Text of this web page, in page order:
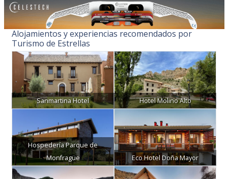
Alojamientos y experiencias recomendados por
Turismo de Estrellas
Sanmartina Hotel Hotel Molino Alto
Hospedería Parque de
Monfragüe
Eco Hotel Doña Mayor